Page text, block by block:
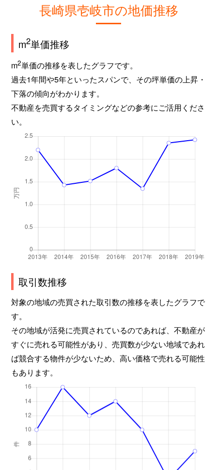
長崎県壱岐市の地価推移
m2単価推移
m2単価の推移を表したグラフです。
過去1年間や5年といったスパンで、その坪単価の上昇・
下落の傾向がわかります。
不動産を売買するタイミングなどの参考にご活用くださ
い。
取引数推移
対象の地域の売買された取引数の推移を表したグラフで
す。
その地域が活発に売買されているのであれば、不動産が
すぐに売れる可能性があり、売買数が少ない地域であれ
ば競合する物件が少ないため、高い価格で売れる可能性
もあります。